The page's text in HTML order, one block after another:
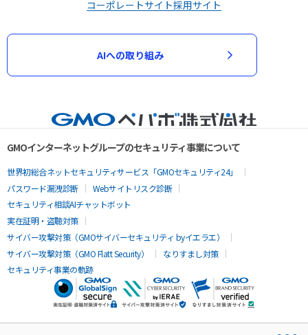
コーポレートサイト採用サイト
AIへの取り組み
GMOインターネットグループのセキュリティ事業について
世界初総合ネットセキュリティサービス「GMOセキュリティ24」
パスワード漏洩診断
Webサイトリスク診断
セキュリティ相談AIチャットボット
実在証明・盗聴対策
サイバー攻撃対策（GMOサイバーセキュリティ byイエラエ）
サイバー攻撃対策（GMO Flatt Security）
なりすまし対策
セキュリティ事業の軌跡